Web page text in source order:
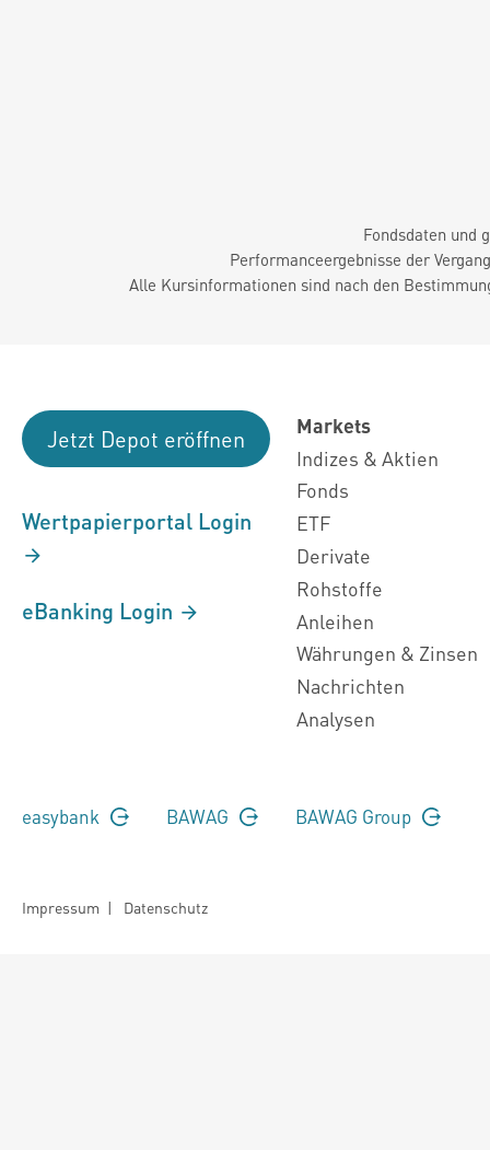
Fondsdaten und
Performanceergebnisse der
Alle Kursinformationen sind nach den
Jetzt Depot eröffnen
Wertpapierportal Login
eBanking Login
Markets
Indizes & Aktien
Fonds
ETF
Derivate
Rohstoffe
Anleihen
Währungen & Zinsen
Nachrichten
Analysen
easybank BAWAG BAWAG Group
Impressum | Datenschutz